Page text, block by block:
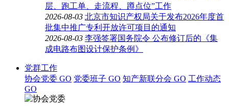
层、跑工单、走流程、蹲点位”工作
2026-08-03 北京市知识产权局关于发布2026年度首
批集中推广专利开放许可项目的通知
2026-08-03 李强签署国务院令 公布修订后的《集
成电路布图设计保护条例》
党群工作
协会党委 GO 党委班子 GO 知产新联分会 GO 工作动态
GO